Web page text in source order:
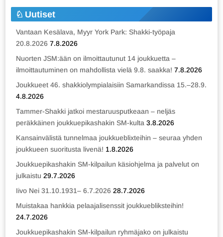
Uutiset
Vantaan Kesälava, Myyr York Park: Shakki-työpaja
20.8.2026 7.8.2026
Nuorten JSM:ään on ilmoittautunut 14 joukkuetta –
ilmoittautuminen on mahdollista vielä 9.8. saakka! 7.8.2026
Joukkueet 46. shakkiolympialaisiin Samarkandissa 15.–28.9.
4.8.2026
Tammer-Shakki jatkoi mestaruusputkeaan – neljäs
peräkkäinen joukkuepikashakin SM-kulta 3.8.2026
Kansainvälistä tunnelmaa joukkueblixteihin – seuraa yhden
joukkueen suoritusta livenä! 1.8.2026
Joukkuepikashakin SM-kilpailun käsiohjelma ja palvelut on
julkaistu 29.7.2026
Iivo Nei 31.10.1931– 6.7.2026 28.7.2026
Muistakaa hankkia pelaajalisenssit joukkuebliksteihin!
24.7.2026
Joukkuepikashakin SM-kilpailun ryhmäjako on julkaistu